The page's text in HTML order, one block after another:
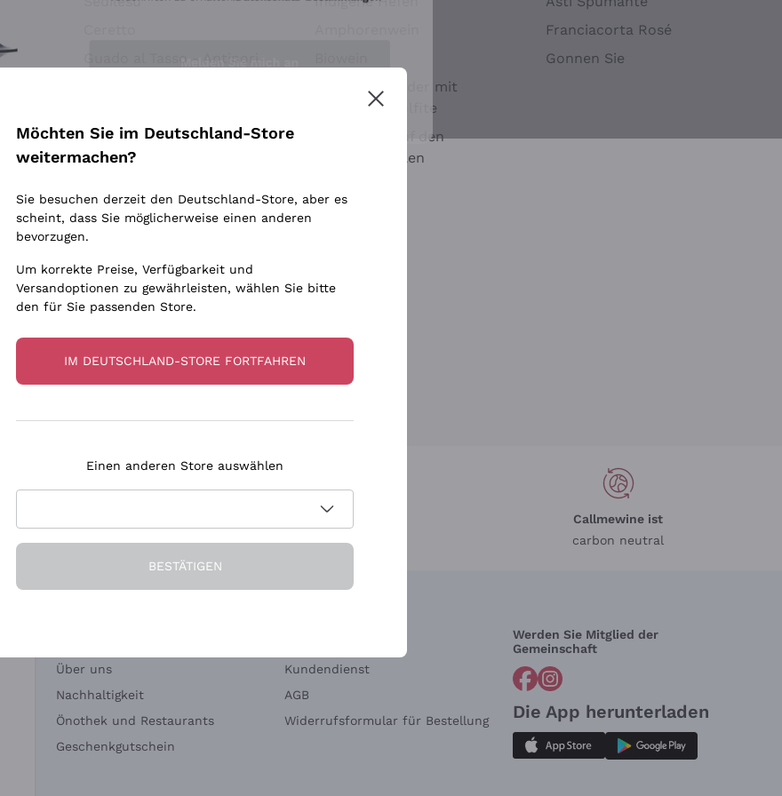
Ca' dei Frati
Biondi Santi
Quintarelli Giuseppe
Rinaldi Giuseppe
Egly Ouriet
Jacquesson
Agrapart
Ohne Sulfit oder mit
minimalen Sulfite
Maischung auf den
Traubenschalen
Franciacorta Rosé
Gonnen Sie
in Deutschland
in 3 Raten
Callmewine ist
carbon neutral
Über uns
Nachhaltigkeit
Önothek und Restaurants
Geschenkgutschein
Kundendienst
AGB
Widerrufsformular für Bestellung
Werden Sie Mitglied der
Gemeinschaft
Die App herunterladen
Möchten Sie im Deutschland-Store
weitermachen?
Sie besuchen derzeit den Deutschland-Store, aber es
scheint, dass Sie möglicherweise einen anderen
bevorzugen.
Um korrekte Preise, Verfügbarkeit und
Versandoptionen zu gewährleisten, wählen Sie bitte
den für Sie passenden Store.
IM DEUTSCHLAND-STORE FORTFAHREN
Einen anderen Store auswählen
BESTÄTIGEN